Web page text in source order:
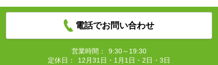
電話でお問い合わせ
営業時間：
9:30～19:30
定休日：
12月31日・1月1日・2日・3日